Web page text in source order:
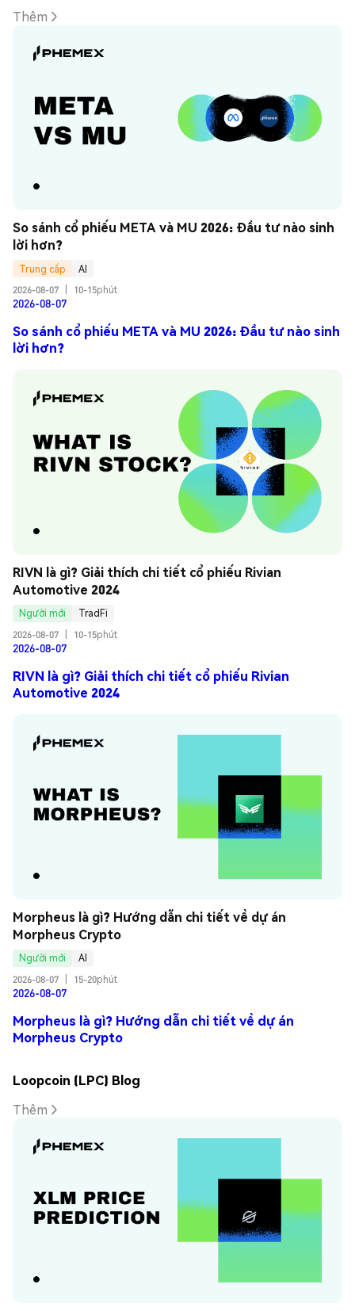
Thêm
So sánh cổ phiếu META và MU 2026: Đầu tư nào sinh
lời hơn?
Trung cấp
AI
2026-08-07
10-15phút
2026-08-07
So sánh cổ phiếu META và MU 2026: Đầu tư nào sinh
lời hơn?
RIVN là gì? Giải thích chi tiết cổ phiếu Rivian
Automotive 2024
Người mới
TradFi
2026-08-07
10-15phút
2026-08-07
RIVN là gì? Giải thích chi tiết cổ phiếu Rivian
Automotive 2024
Morpheus là gì? Hướng dẫn chi tiết về dự án
Morpheus Crypto
Người mới
AI
2026-08-07
15-20phút
2026-08-07
Morpheus là gì? Hướng dẫn chi tiết về dự án
Morpheus Crypto
Loopcoin (LPC) Blog
Thêm